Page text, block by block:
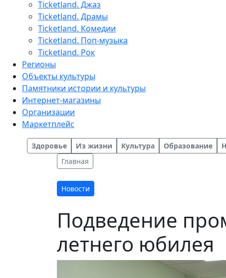
Ticketland. Джаз
Ticketland. Драмы
Ticketland. Комедии
Ticketland. Поп-музыка
Ticketland. Рок
Регионы
Объекты культуры
Памятники истории и культуры
Интернет-магазины
Организации
Маркетплейс
Здоровье Из жизни Культура Образование
Главная
Новости
Подведение
летнего юбилея